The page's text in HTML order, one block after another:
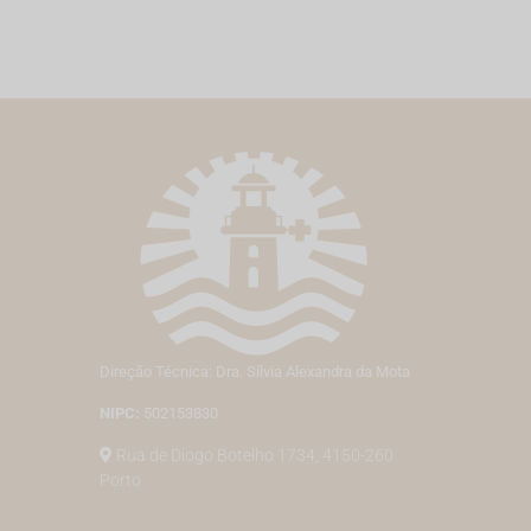
Direção Técnica: Dra. Sílvia Alexandra da Mota
NIPC: 502153830
Rua de Diogo Botelho 1734, 4150-260
Porto